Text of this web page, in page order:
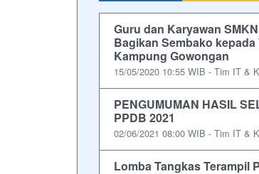
Guru dan Karyawan
Bagikan Sembako kepada
Kampung Gowongan
15/05/2020 10:55 WIB - Tim IT &
PENGUMUMAN HASIL
PPDB 2021
02/06/2021 08:00 WIB - Tim IT &
Lomba Tangkas Terampil